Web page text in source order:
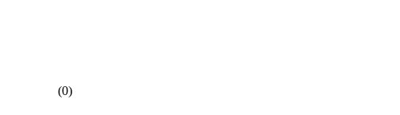
(0)